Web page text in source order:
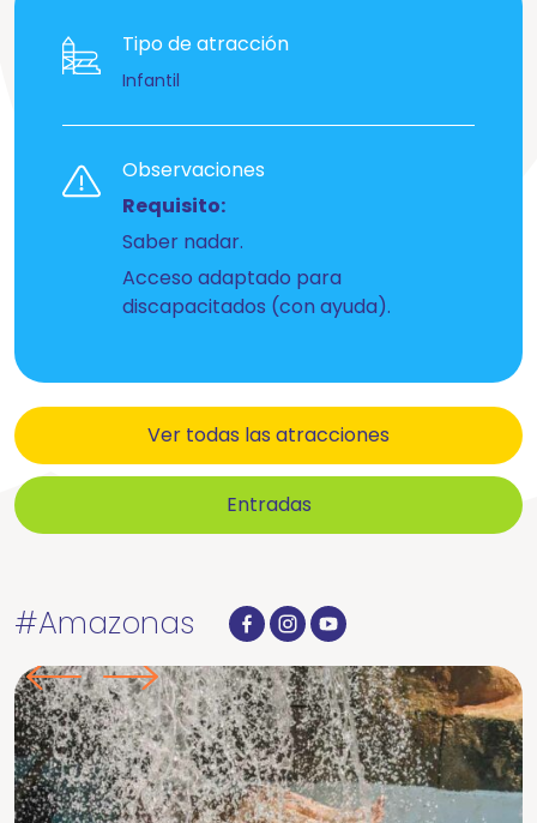
Tipo de atracción
Infantil
Observaciones
Requisito:
Saber nadar.
Acceso adaptado para
discapacitados (con ayuda).
Ver todas las atracciones
Entradas
#Amazonas